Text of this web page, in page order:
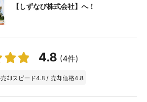
【しずなび株式会社】へ！
4.8 (4件)
売却スピード4.8 / 売却価格4.8